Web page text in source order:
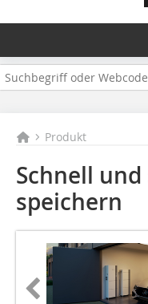
Produkt
Schnell
speichern